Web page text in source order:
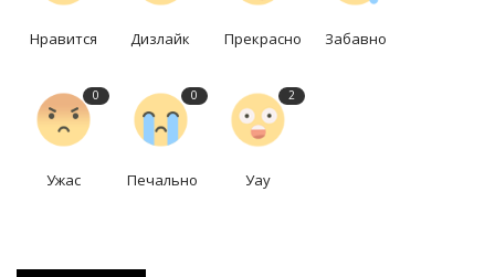
Нравится Дизлайк Прекрасно Забавно
0
Ужас
0
Печально
2
Уау